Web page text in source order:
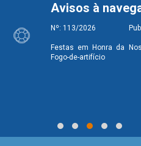
Avisos à
2026 Nº: 113/2026
Festas em Honra da
Fogo-de-artifício